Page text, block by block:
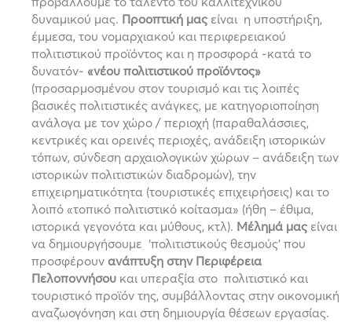
δυναμικού μας. Προοπτική μας είναι η υποστήριξη,
έμμεσα, του νομαρχιακού και περιφερειακού
πολιτιστικού προϊόντος και η προσφορά -κατά το
δυνατόν- «νέου πολιτιστικού προϊόντος»
(προσαρμοσμένου στον τουρισμό και τις λοιπές
βασικές πολιτιστικές ανάγκες, με κατηγοριοποίηση
ανάλογα με τον χώρο / περιοχή (παραθαλάσσιες,
κεντρικές και ορεινές περιοχές, ανάδειξη ιστορικών
τόπων, σύνδεση αρχαιολογικών χώρων – ανάδειξη των
ιστορικών πολιτιστικών διαδρομών), την
επιχειρηματικότητα (τουριστικές επιχειρήσεις) και το
λοιπό «τοπικό πολιτιστικό κοίτασμα» (ήθη – έθιμα,
ιστορικά γεγονότα και μύθους, κτλ). Μέλημά μας είναι
να δημιουργήσουμε ‘πολιτιστικούς θεσμούς’ που
προσφέρουν ανάπτυξη στην Περιφέρεια
Πελοποννήσου και υπεραξία στο πολιτιστικό και
τουριστικό προϊόν της, συμβάλλοντας στην οικονομική
αναζωογόνηση και στη δημιουργία θέσεων εργασίας.